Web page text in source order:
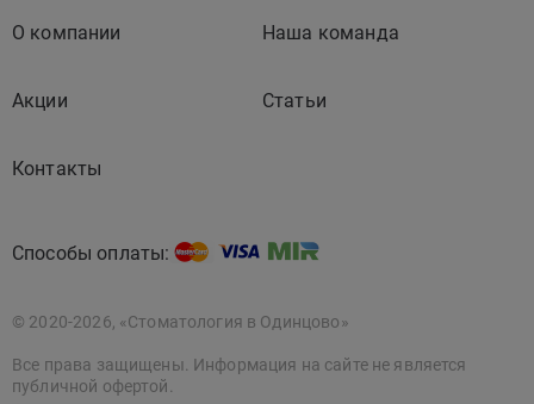
О компании Наша команда
Акции Статьи
Контакты
Способы оплаты:
© 2020-2026, «Стоматология в Одинцово»
Все права защищены. Информация на сайте не является
публичной офертой.